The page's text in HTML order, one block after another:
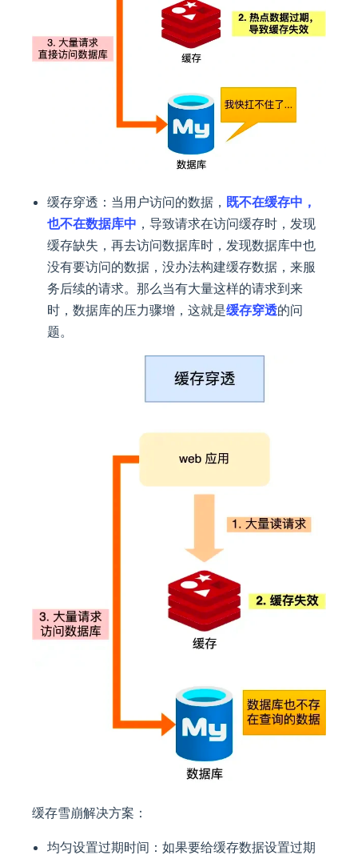
缓存穿透：当用户访问的数据， 既不在缓存中，
也不在数据库中 ，导致请求在访问缓存时，发现
缓存缺失，再去访问数据库时，发现数据库中也
没有要访问的数据，没办法构建缓存数据，来服
务后续的请求。那么当有大量这样的请求到来
时，数据库的压力骤增，这就是缓存穿透的问
题。
缓存雪崩解决方案：
均匀设置过期时间：如果要给缓存数据设置过期